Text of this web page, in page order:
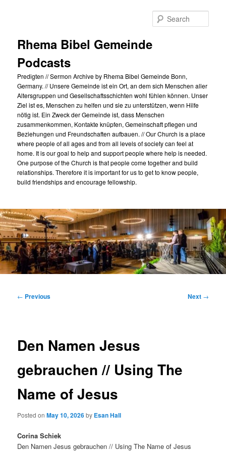
Rhema Bibel Gemeinde
Podcasts
Predigten // Sermon Archive by Rhema Bibel Gemeinde Bonn,
Germany. // Unsere Gemeinde ist ein Ort, an dem sich Menschen aller
Altersgruppen und Gesellschaftsschichten wohl fühlen können. Unser
Ziel ist es, Menschen zu helfen und sie zu unterstützen, wenn Hilfe
nötig ist. Ein Zweck der Gemeinde ist, dass Menschen
zusammenkommen, Kontakte knüpfen, Gemeinschaft pflegen und
Beziehungen und Freundschaften aufbauen. // Our Church is a place
where people of all ages and from all levels of society can feel at
home. It is our goal to help and support people where help is needed.
One purpose of the Church is that people come together and build
relationships. Therefore it is important for us to get to know people,
build friendships and encourage fellowship.
Post
← Previous Next →
Den Namen Jesus
gebrauchen // Using The
Name of Jesus
Posted onMay 10, 2026by Esan Hall
Corina Schiek
Den Namen Jesus gebrauchen // Using The Name of Jesus